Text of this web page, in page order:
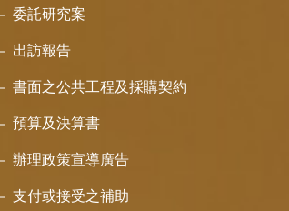
委託研究案
出訪報告
書面之公共工程及採購契約
預算及決算書
辦理政策宣導廣告
支付或接受之補助